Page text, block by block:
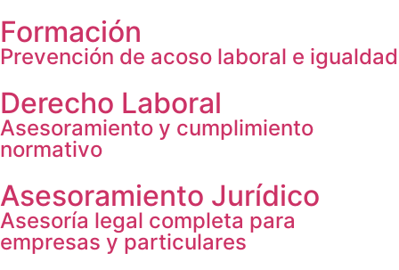
Formación
Prevención de acoso laboral e igualdad
Derecho Laboral
Asesoramiento y cumplimiento
normativo
Asesoramiento Jurídico
Asesoría legal completa para
empresas y particulares